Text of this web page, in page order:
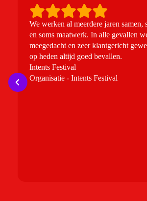
We werken al meerdere jaren samen,
en soms maatwerk. In alle gevallen
meegedacht en zeer klantgericht
op heden altijd goed bevallen.
Intents Festival
Organisatie - Intents Festival